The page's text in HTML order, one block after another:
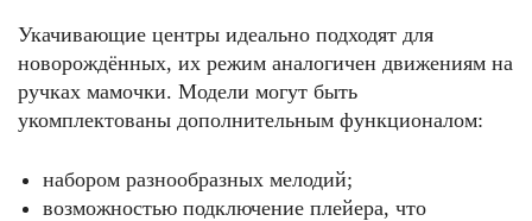
Укачивающие центры идеально подходят для
новорождённых, их режим аналогичен движениям на
ручках мамочки. Модели могут быть
укомплектованы дополнительным функционалом:
набором разнообразных мелодий;
возможностью подключение плейера, что